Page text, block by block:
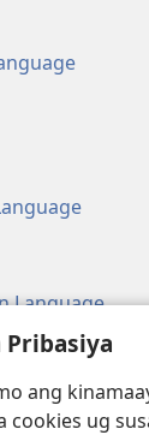
Pribasiya
ang
cookies ug
Language
Creole